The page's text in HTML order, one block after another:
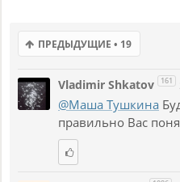
ПРЕДЫДУЩИЕ • 19
Vladimir Shkatov 161
@Маша Тушкина
правильно Вас